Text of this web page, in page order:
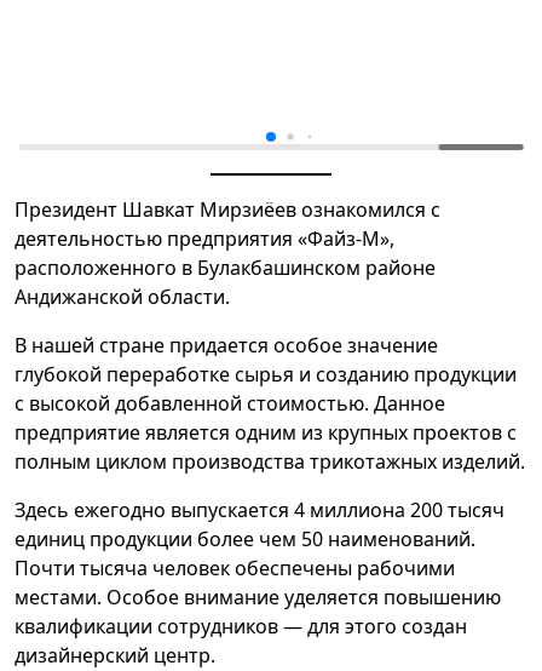
Президент Шавкат Мирзиёев ознакомился с
деятельностью предприятия «Файз-М»,
расположенного в Булакбашинском районе
Андижанской области.
В нашей стране придается особое значение
глубокой переработке сырья и созданию продукции
с высокой добавленной стоимостью. Данное
предприятие является одним из крупных проектов с
полным циклом производства трикотажных изделий.
Здесь ежегодно выпускается 4 миллиона 200 тысяч
единиц продукции более чем 50 наименований.
Почти тысяча человек обеспечены рабочими
местами. Особое внимание уделяется повышению
квалификации сотрудников — для этого создан
дизайнерский центр.